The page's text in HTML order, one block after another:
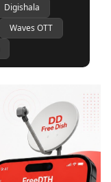
Digishala
Waves OTT